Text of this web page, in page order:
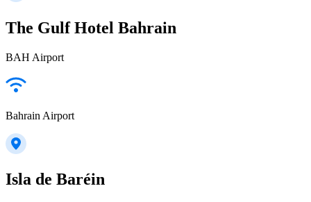
The Gulf Hotel Bahrain
BAH Airport
Bahrain Airport
Isla de Baréin